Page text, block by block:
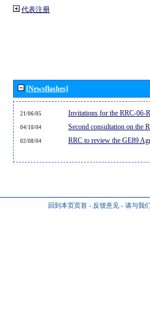
代表注册
[Newsflashes]
21/06/05 Invitations for the RRC-06-
04/10/04 Second consultation on the
02/08/04 RRC to review the GE89
回到本页页首 - 反馈意见 - 请与我